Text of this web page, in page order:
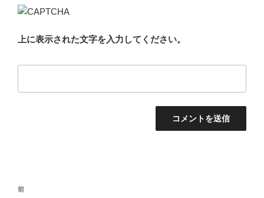
上に表示された文字を入力してください。
投
過
前